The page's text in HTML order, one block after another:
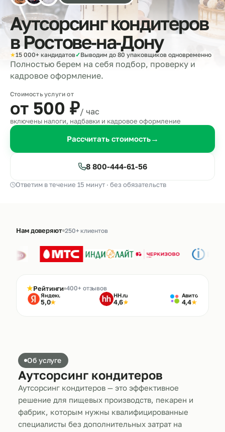
Аутсорсинг кондитеров
вРостове‑на‑Дону
★15 000+ кандидатов✓Выводим до 80 упаковщиков одновременно
Полностью берем на себя подбор, проверку и
кадровое оформление.
Стоимость услуги от
от 500 ₽/ час
включены налоги, надбавки и кадровое оформление
Рассчитать стоимость→
8 800-444-61-56
Ответим в течение 15 минут · без обязательств
Нам доверяют 250+ клиентов
★Рейтинги 400+ отзывов
Яндекс
5,0★
HH.ru
4,6★
Авито
4,4★
Об услуге
Аутсорсинг кондитеров
Аутсорсинг кондитеров — это эффективное
решение для пищевых производств, пекарен и
фабрик, которым нужны квалифицированные
специалисты без дополнительных затрат на